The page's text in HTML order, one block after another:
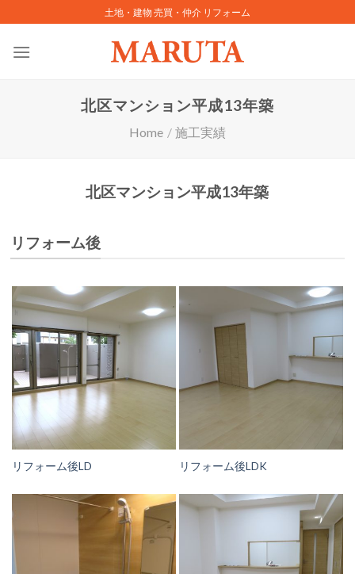
to
content
土地・建物 売買・仲介 リフォーム
北区マンション平成13年築
Home / 施工実績
北区マンション平成13年築
リフォーム後
リフォーム後LD リフォーム後LDK